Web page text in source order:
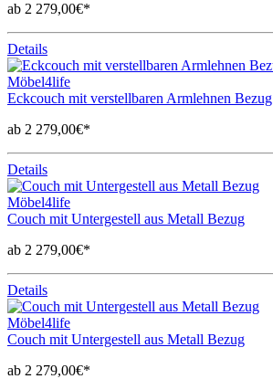
ab 2 279,00€*
Details
Möbel4life
Eckcouch mit verstellbaren Armlehnen Bezug
ab 2 279,00€*
Details
Möbel4life
Couch mit Untergestell aus Metall Bezug
ab 2 279,00€*
Details
Möbel4life
Couch mit Untergestell aus Metall Bezug
ab 2 279,00€*